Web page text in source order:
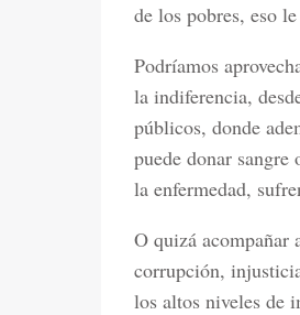
de los pobres, eso
Podríamos
la indiferencia,
públicos, donde
puede donar
la enfermedad,
O quizá acompañar
corrupción,
los altos niveles de